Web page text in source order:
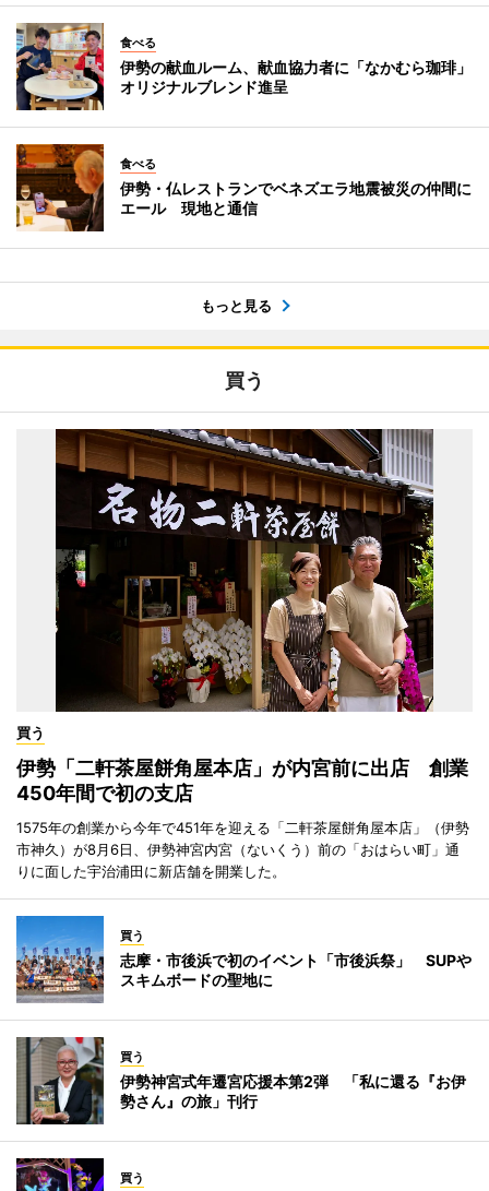
食べる
伊勢の献血ルーム、献血協力者に「なかむら珈琲」
オリジナルブレンド進呈
食べる
伊勢・仏レストランでベネズエラ地震被災の仲間に
エール 現地と通信
もっと見る
買う
買う
伊勢「二軒茶屋餅角屋本店」が内宮前に出店 創業
450年間で初の支店
1575年の創業から今年で451年を迎える「二軒茶屋餅角屋本店」（伊勢
市神久）が8月6日、伊勢神宮内宮（ないくう）前の「おはらい町」通
りに面した宇治浦田に新店舗を開業した。
買う
志摩・市後浜で初のイベント「市後浜祭」 SUPや
スキムボードの聖地に
買う
伊勢神宮式年遷宮応援本第2弾 「私に還る『お伊
勢さん』の旅」刊行
買う